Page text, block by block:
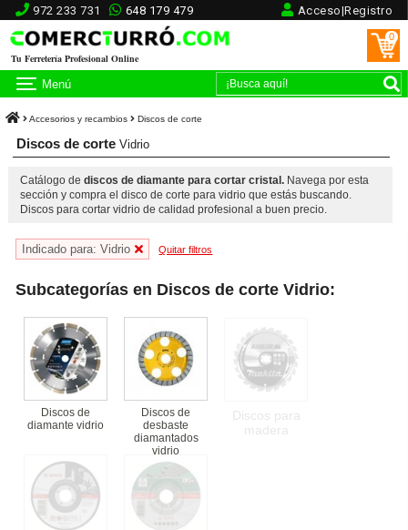
972 233 731 648 179 479 Acceso|Registro
Tu Ferretería Profesional Online
0
Menú
Accesorios y recambios Discos de corte
Discos de corte Vidrio
Catálogo de discos de diamante para cortar cristal.Navega por esta
sección y compra el disco de corte para vidrio que estás buscando.
Discos para cortar vidrio de calidad profesional a buen precio.
Indicado para: Vidrio Quitar filtros
Subcategorías en Discos de corte Vidrio:
Discos de
diamante vidrio
Discos de
desbaste
diamantados
vidrio
Discos para
madera